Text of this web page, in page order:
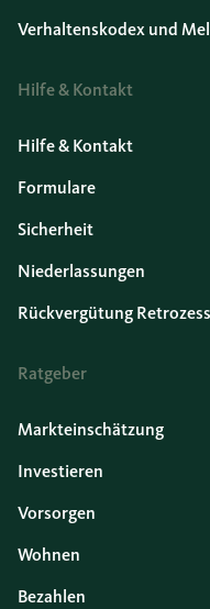
Verhaltenskodex und
Hilfe & Kontakt
Hilfe & Kontakt
Formulare
Sicherheit
Niederlassungen
Rückvergütung
Ratgeber
Markteinschätzung
Investieren
Vorsorgen
Wohnen
Bezahlen